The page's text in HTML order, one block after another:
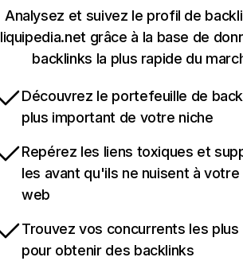
Analysez et suivez le profil de
liquipedia.net grâce à la base de
backlinks la plus rapide du
Découvrez le portefeuille de
plus important de votre niche
Repérez les liens toxiques et
les avant qu'ils ne nuisent à
web
Trouvez vos concurrents les
pour obtenir des backlinks